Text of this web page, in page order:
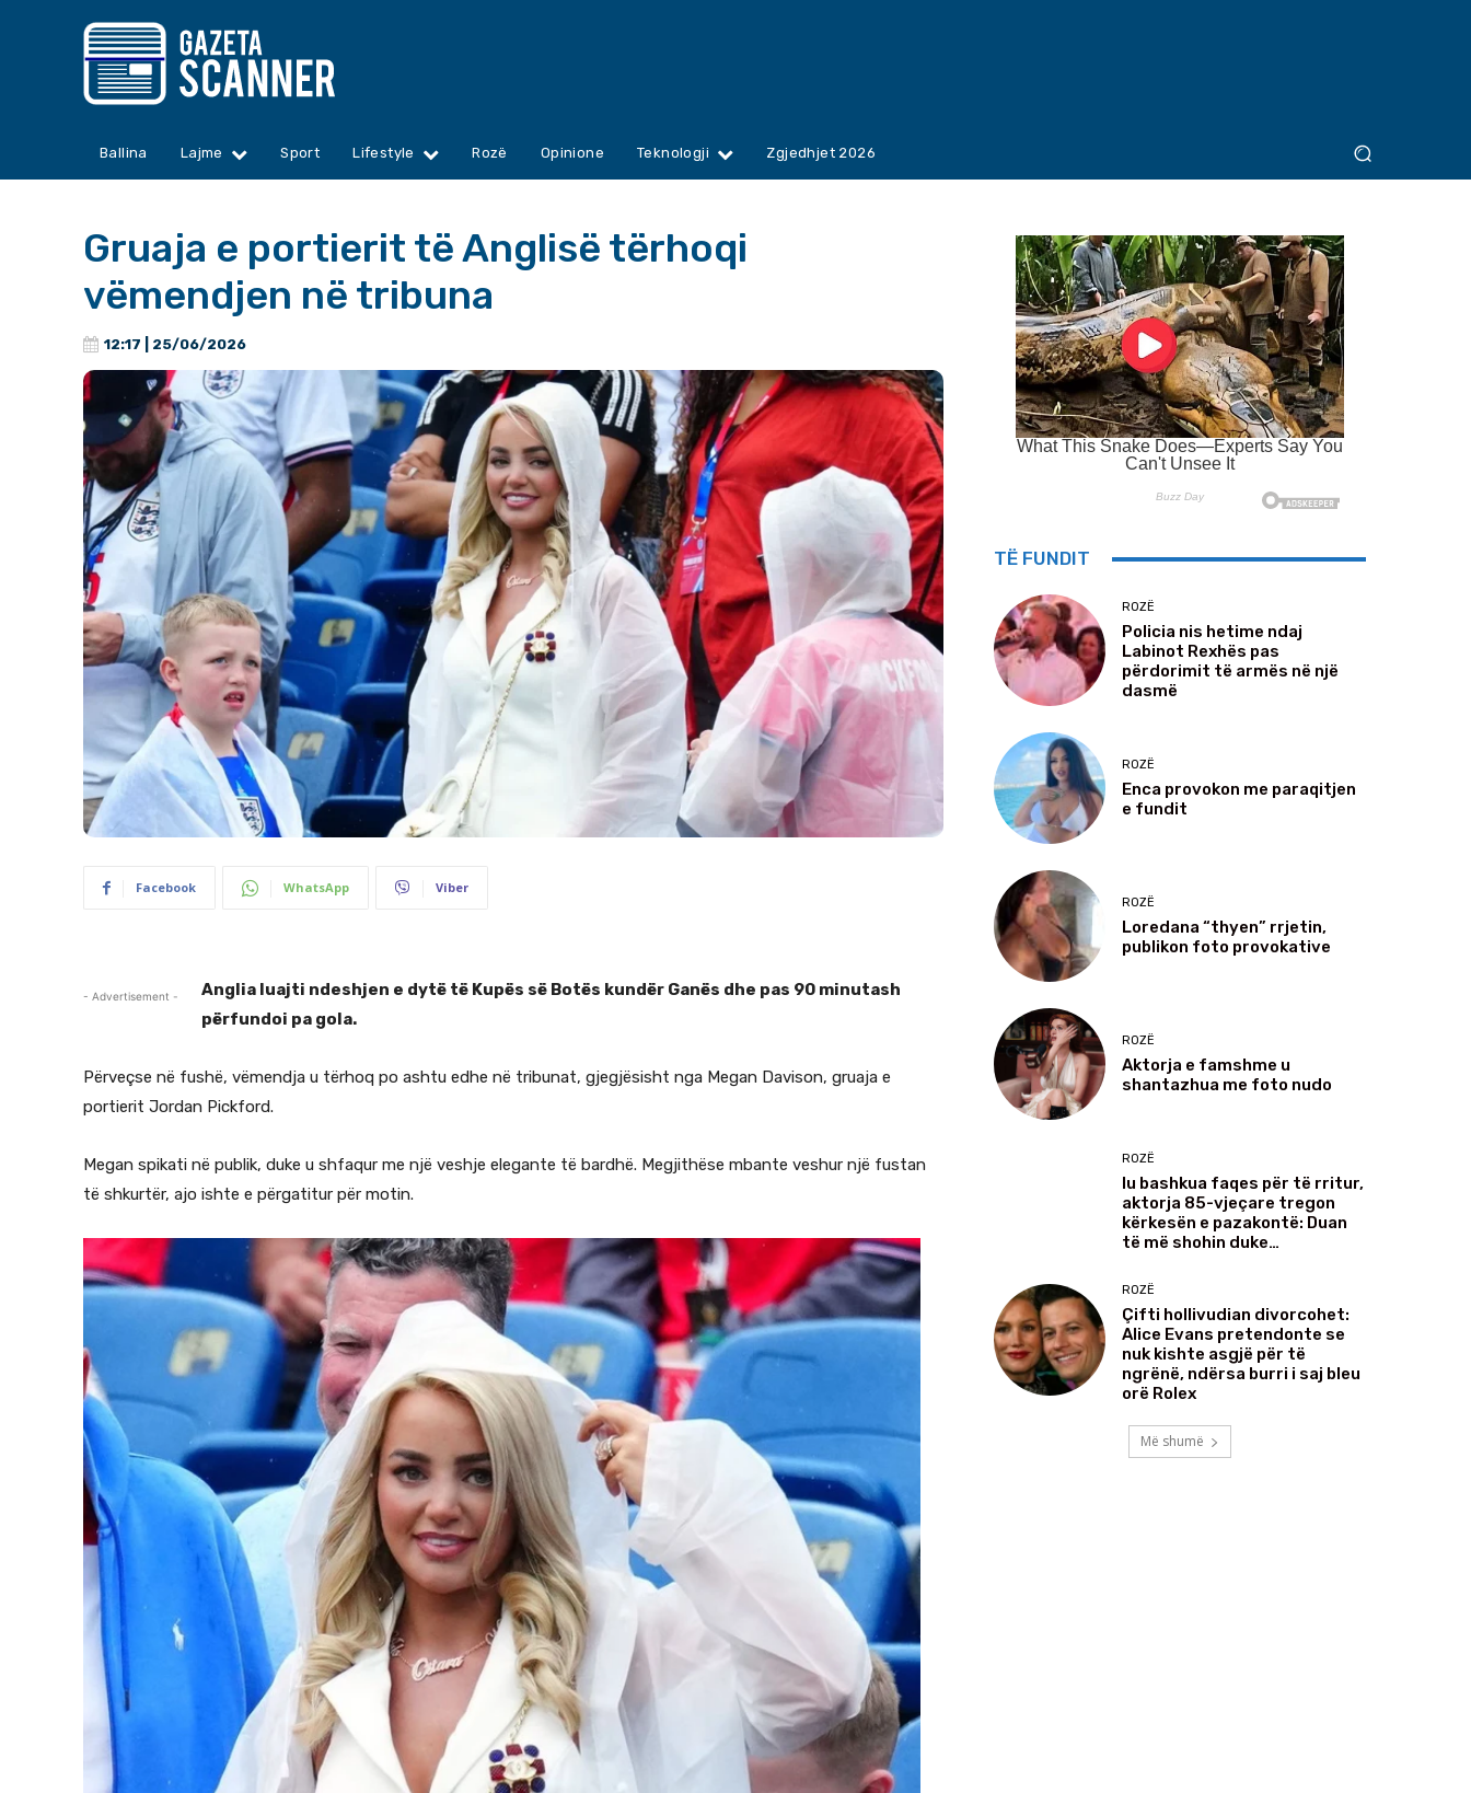
Ballina Lajme Sport Lifestyle Rozë Opinione Teknologji Zgjedhjet 2026
Gruaja e portierit të Anglisë tërhoqi
vëmendjen në tribuna
12:17 | 25/06/2026
Facebook WhatsApp Viber
- Advertisement -
Anglia luajti ndeshjen e dytë të Kupës së Botës kundër Ganës dhe pas 90 minutash
përfundoi pa gola.
Përveçse në fushë, vëmendja u tërhoq po ashtu edhe në tribunat, gjegjësisht nga Megan Davison, gruaja e
portierit Jordan Pickford.
Megan spikati në publik, duke u shfaqur me një veshje elegante të bardhë. Megjithëse mbante veshur një fustan
të shkurtër, ajo ishte e përgatitur për motin.
TË FUNDIT
ROZË
Policia nis hetime ndaj
Labinot Rexhës pas
përdorimit të armës në një
dasmë
ROZË
Enca provokon me paraqitjen
e fundit
ROZË
Loredana “thyen” rrjetin,
publikon foto provokative
ROZË
Aktorja e famshme u
shantazhua me foto nudo
ROZË
Iu bashkua faqes për të rritur,
aktorja 85-vjeçare tregon
kërkesën e pazakontë: Duan
të më shohin duke…
ROZË
Çifti hollivudian divorcohet:
Alice Evans pretendonte se
nuk kishte asgjë për të
ngrënë, ndërsa burri i saj bleu
orë Rolex
Më shumë